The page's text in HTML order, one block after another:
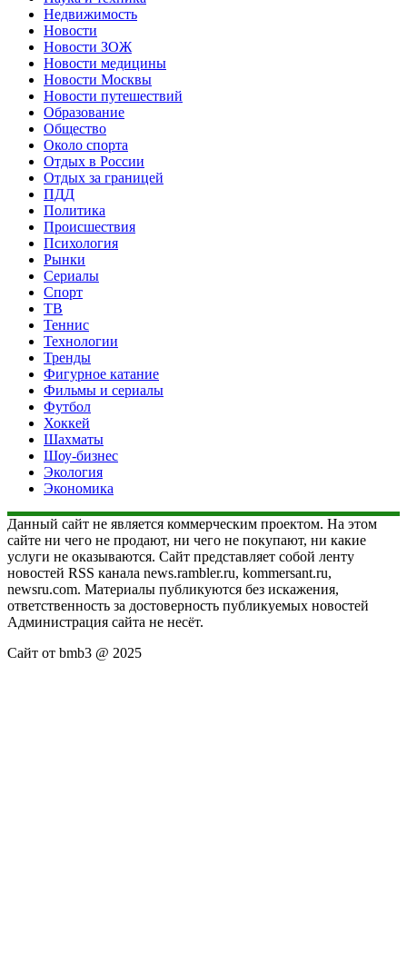
Недвижимость
Новости
Новости ЗОЖ
Новости медицины
Новости Москвы
Новости путешествий
Образование
Общество
Около спорта
Отдых в России
Отдых за границей
ПДД
Политика
Происшествия
Психология
Рынки
Сериалы
Спорт
ТВ
Теннис
Технологии
Тренды
Фигурное катание
Фильмы и сериалы
Футбол
Хоккей
Шахматы
Шоу-бизнес
Экология
Экономика
Данный сайт не является коммерческим проектом. На этом
сайте ни чего не продают, ни чего не покупают, ни какие
услуги не оказываются. Сайт представляет собой ленту
новостей RSS канала news.rambler.ru, kommersant.ru,
newsru.com. Материалы публикуются без искажения,
ответственность за достоверность публикуемых новостей
Администрация сайта не несёт.
Сайт от bmb3 @ 2025